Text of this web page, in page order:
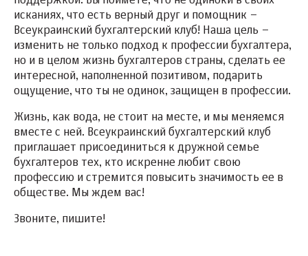
исканиях, что есть верный друг и помощник –
Всеукраинский бухгалтерский клуб! Наша цель –
изменить не только подход к профессии бухгалтера,
но и в целом жизнь бухгалтеров страны, сделать ее
интересной, наполненной позитивом, подарить
ощущение, что ты не одинок, защищен в профессии.
Жизнь, как вода, не стоит на месте, и мы меняемся
вместе с ней. Всеукраинский бухгалтерский клуб
приглашает присоединиться к дружной семье
бухгалтеров тех, кто искренне любит свою
профессию и стремится повысить значимость ее в
обществе. Мы ждем вас!
Звоните, пишите!